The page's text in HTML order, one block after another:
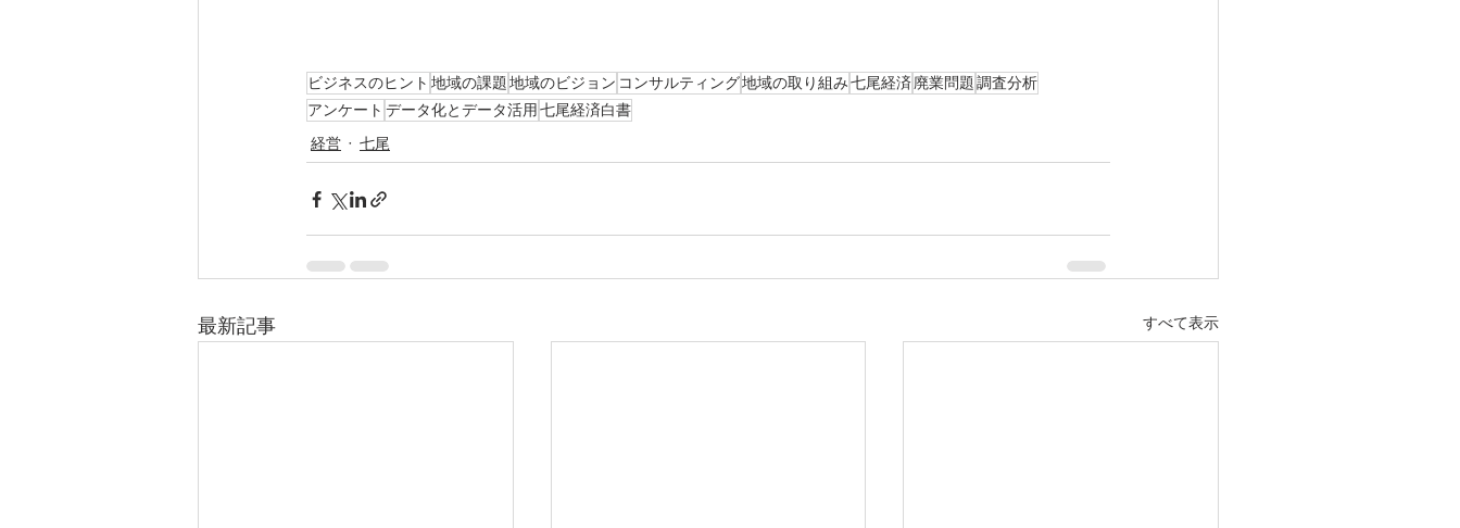
ビジネスのヒント 地域の課題地域のビジョン コンサルティング地域の取り組み七尾経済廃業問題調査分析
アンケート データ化とデータ活用七尾経済白書
経営
七尾
最新記事 すべて表示